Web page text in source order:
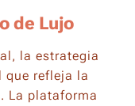
de Lujo
la estrategia
refleja la
La plataforma